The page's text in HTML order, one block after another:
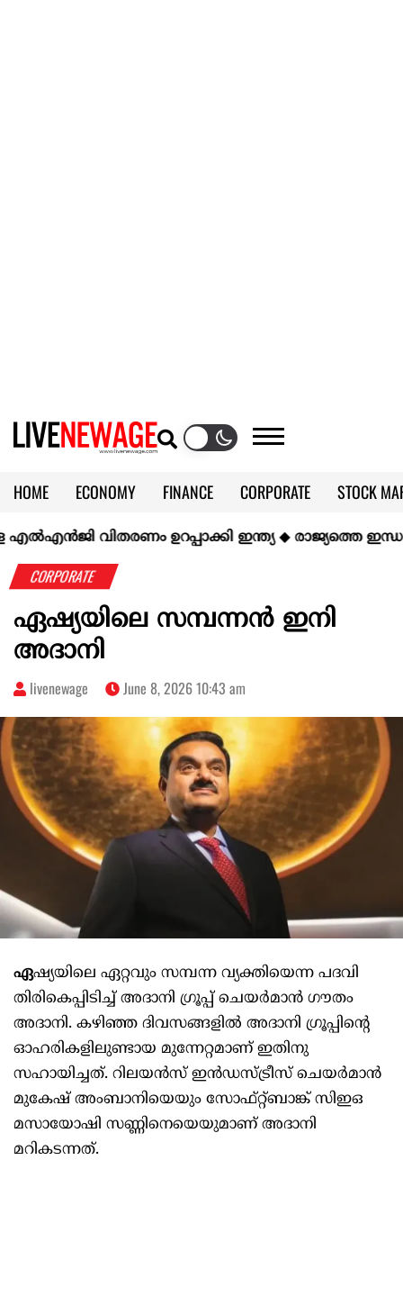
HOME ECONOMY FINANCE CORPORATE
STOCK
CALENDAR
KERALA @70
വിതരണം ഉറപ്പാക്കി ഇന്ത്യ ◆രാജ്യത്തെ ഇന്ധന
CORPORATE
ഏഷ്യയിലെ സമ്പന്നൻ ഇനി
അദാനി
livenewage June 8, 2026 10:43 am
ഏഷ്യയിലെ ഏറ്റവും സമ്പന്ന വ്യക്തിയെന്ന പദവി
തിരികെപ്പിടിച്ച് അദാനി ഗ്രൂപ്പ് ചെയർമാൻ ഗൗതം
അദാനി. കഴിഞ്ഞ ദിവസങ്ങളിൽ അദാനി ഗ്രൂപ്പിന്റെ
ഓഹരികളിലുണ്ടായ മുന്നേറ്റമാണ് ഇതിനു
സഹായിച്ചത്. റിലയൻസ് ഇൻഡസ്ട്രീസ് ചെയർമാൻ
മുകേഷ് അംബാനിയെയും സോഫ്റ്റ്ബാങ്ക് സിഇഒ
മസായോഷി സണ്ണിനെയെയുമാണ് അദാനി
മറികടന്നത്.